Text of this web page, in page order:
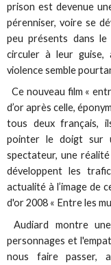
prison est devenue
pérenniser, voire se
peu présents dans
circuler à leur guise,
violence semble
Ce nouveau film «
d’or après celle,
tous deux français,
pointer le doigt sur
spectateur, une
développent les
actualité à l’image de
d'or 2008 « Entre les
Audiard montre
personnages et
nous faire passer,